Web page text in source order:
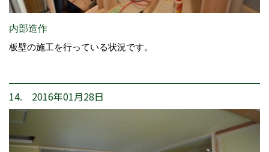
内部造作
板壁の施工を行っている状況です。
14. 2016年01月28日